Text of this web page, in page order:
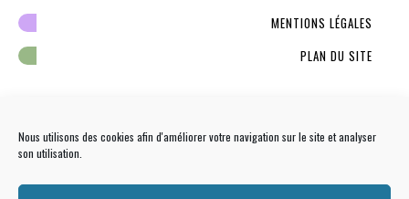
Nous utilisons des cookies afin d'améliorer votre navigation sur le site et analyser
son utilisation.
MENTIONS LÉGALES
PLAN DU SITE
NEWSLETTER